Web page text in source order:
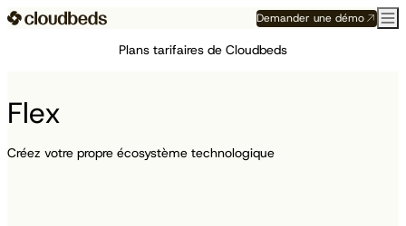
Demander une démo
Plans tarifaires de Cloudbeds
Flex
Créez votre propre écosystème technologique